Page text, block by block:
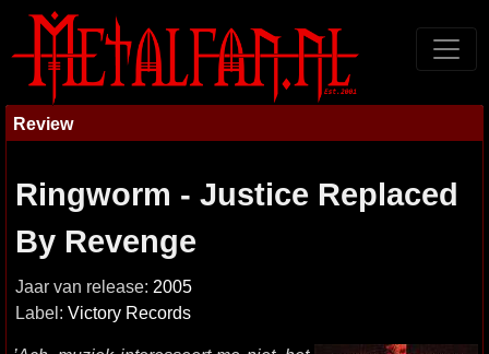
Review
Ringworm - Justice Replaced
By Revenge
Jaar van release: 2005
Label: Victory Records